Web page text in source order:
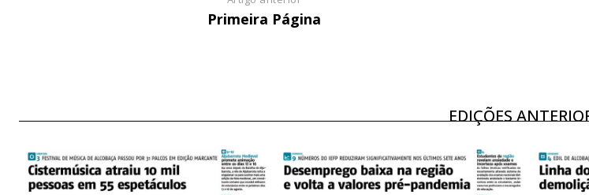
12 meses
Acesso aos conteúdos Exclusivos para
Ofertas para assinatura anual
Primeira Página
EDIÇÕES